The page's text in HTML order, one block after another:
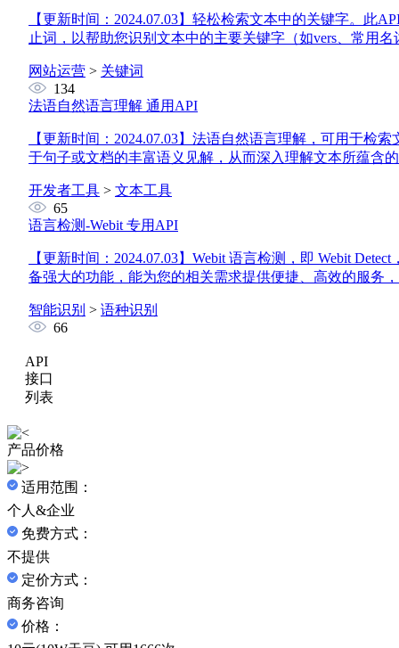
【更新时间：2024.07.03】 轻松检索文本中的关键字。此
止词，以帮助您识别文本中的主要关键字（如vers、常用
网站运营 > 关键词
134
法语自然语言理解 通用API
【更新时间：2024.07.03】 法语自然语言理解，可用于检
于句子或文档的丰富语义见解，从而深入理解文本所蕴含
开发者工具 > 文本工具
65
语言检测-Webit 专用API
【更新时间：2024.07.03】 Webit 语言检测，即 Webit
备强大的功能，能为您的相关需求提供便捷、高效的服务
智能识别 > 语种识别
66
API
接口
列表
产品价格
适用范围：
个人&企业
免费方式：
不提供
定价方式：
商务咨询
价格：